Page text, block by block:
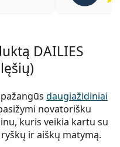
DAILIES
daugiažidiniai
novatorišku
kuris veikia kartu su
ir aiškų matymą.